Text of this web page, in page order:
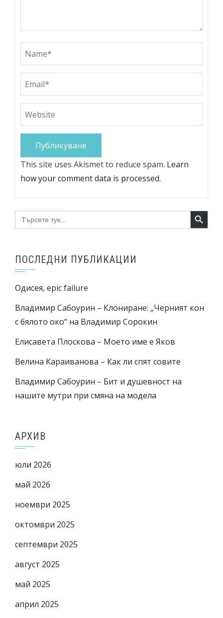
This site uses Akismet to reduce spam. Learn
how your comment data is processed.
Search
for:
Search Button
ПОСЛЕДНИ ПУБЛИКАЦИИ
Одисея, epic failure
Владимир Сабоурин – Клониране: „Черният кон
с бялото око“ на Владимир Сорокин
Елисавета Плоскова – Моето име е Яков
Велина Караиванова – Как ли спят совите
Владимир Сабоурин – Бит и душевност на
нашите мутри при смяна на модела
АРХИВ
юли 2026
май 2026
ноември 2025
октомври 2025
септември 2025
август 2025
май 2025
април 2025